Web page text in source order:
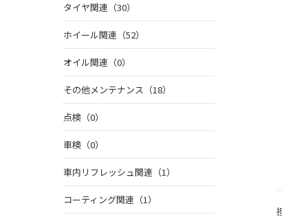
タイヤ関連（30）
ホイール関連（52）
オイル関連（0）
その他メンテナンス（18）
点検（0）
車検（0）
車内リフレッシュ関連（1）
コーティング関連（1）